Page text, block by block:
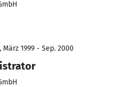
1999 - Sep. 2000